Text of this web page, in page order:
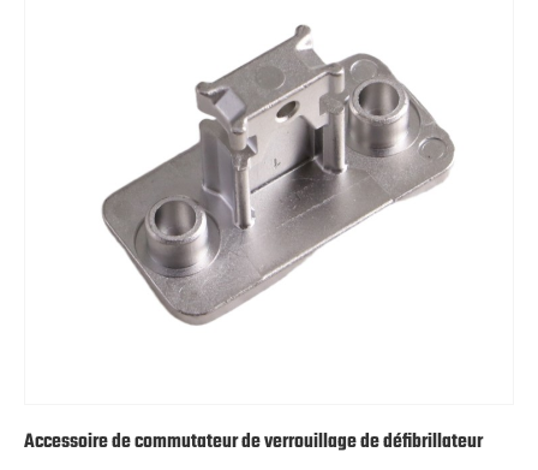
Accessoire de commutateur de verrouillage de défibrillateur